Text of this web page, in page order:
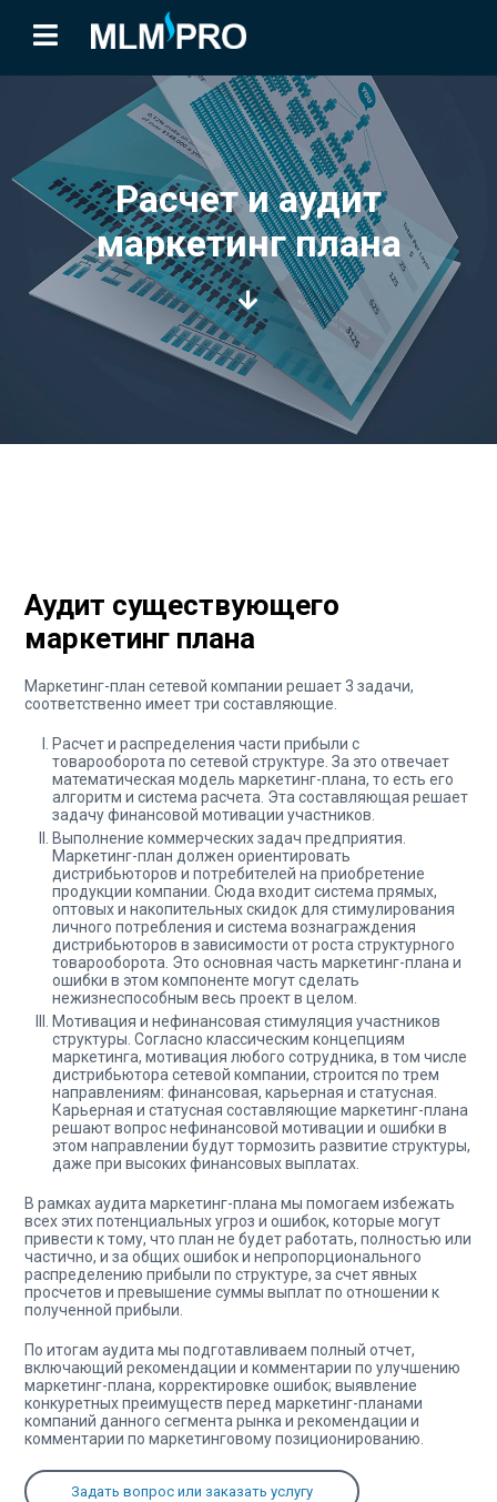
Расчет и аудит
маркетинг плана
Аудит существующего
маркетинг плана
Маркетинг-план сетевой компании решает 3 задачи,
соответственно имеет три составляющие.
Расчет и распределения части прибыли с
товарооборота по сетевой структуре. За это отвечает
математическая модель маркетинг-плана, то есть его
алгоритм и система расчета. Эта составляющая решает
задачу финансовой мотивации участников.
Выполнение коммерческих задач предприятия.
Маркетинг-план должен ориентировать
дистрибьюторов и потребителей на приобретение
продукции компании. Сюда входит система прямых,
оптовых и накопительных скидок для стимулирования
личного потребления и система вознаграждения
дистрибьюторов в зависимости от роста структурного
товарооборота. Это основная часть маркетинг-плана и
ошибки в этом компоненте могут сделать
нежизнеспособным весь проект в целом.
Мотивация и нефинансовая стимуляция участников
структуры. Согласно классическим концепциям
маркетинга, мотивация любого сотрудника, в том числе
дистрибьютора сетевой компании, строится по трем
направлениям: финансовая, карьерная и статусная.
Карьерная и статусная составляющие маркетинг-плана
решают вопрос нефинансовой мотивации и ошибки в
этом направлении будут тормозить развитие структуры,
даже при высоких финансовых выплатах.
В рамках аудита маркетинг-плана мы помогаем избежать
всех этих потенциальных угроз и ошибок, которые могут
привести к тому, что план не будет работать, полностью или
частично, и за общих ошибок и непропорционального
распределению прибыли по структуре, за счет явных
просчетов и превышение суммы выплат по отношении к
полученной прибыли.
По итогам аудита мы подготавливаем полный отчет,
включающий рекомендации и комментарии по улучшению
маркетинг-плана, корректировке ошибок; выявление
конкуретных преимуществ перед маркетинг-планами
компаний данного сегмента рынка и рекомендации и
комментарии по маркетинговому позиционированию.
Задать вопрос или заказать услугу